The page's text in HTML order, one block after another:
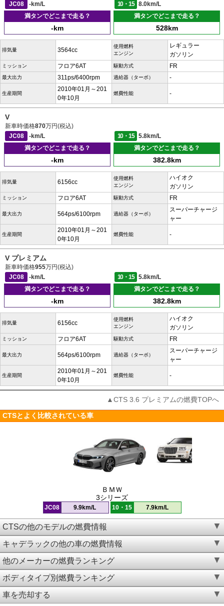
JC08
-km/L 10・15
8.0km/L
満タンでどこまで走る？
-km
満タンでどこまで走る？
528km
排気量 3564cc
使用燃料
エンジン
レギュラー
ガソリン
ミッション フロア6AT 駆動方式 FR
最大出力 311ps/6400rpm 過給器（ターボ） -
生産期間
2010年01月～201
0年10月
燃費性能 -
V
新車時価格870万円(税込)
JC08
-km/L 10・15
5.8km/L
満タンでどこまで走る？
-km
満タンでどこまで走る？
382.8km
排気量 6156cc
使用燃料
エンジン
ハイオク
ガソリン
ミッション フロア6AT 駆動方式 FR
最大出力 564ps/6100rpm 過給器（ターボ）
スーパーチャージ
ャー
生産期間
2010年01月～201
0年10月
燃費性能 -
V プレミアム
新車時価格955万円(税込)
JC08
-km/L 10・15
5.8km/L
満タンでどこまで走る？
-km
満タンでどこまで走る？
382.8km
排気量 6156cc
使用燃料
エンジン
ハイオク
ガソリン
ミッション フロア6AT 駆動方式 FR
最大出力 564ps/6100rpm 過給器（ターボ）
スーパーチャージ
ャー
生産期間
2010年01月～201
0年10月
燃費性能 -
▲CTS 3.6 プレミアムの燃費TOPへ
CTSとよく比較されている車
ＢＭＷ
3シリーズ
JC08 9.9km/L 10・15 7.9km/L
CTSの他のモデルの燃費情報
キャデラックの他の車の燃費情報
他のメーカーの燃費ランキング
ボディタイプ別燃費ランキング
車を売却する